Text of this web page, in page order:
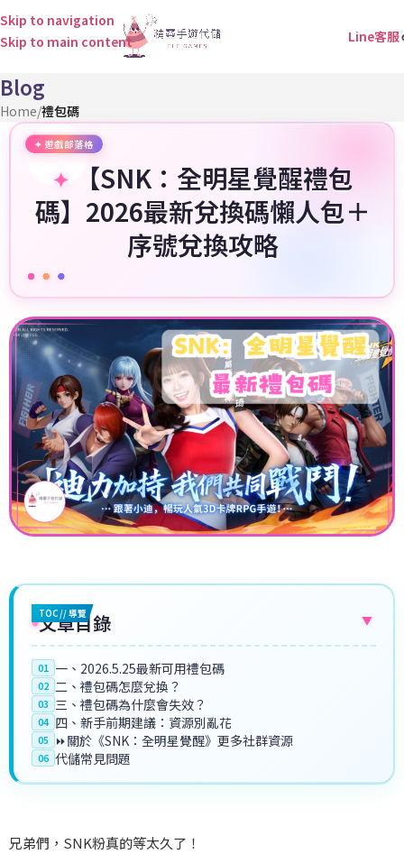
Skip to navigation
Skip to main content
Line客服
Blog
Home/禮包碼
【SNK：全明星覺醒禮包
碼】2026最新兌換碼懶人包＋
序號兌換攻略
TOC // 導覽
文章目錄 ▼
01 一、2026.5.25最新可用禮包碼
02 二、禮包碼怎麼兌換？
03 三、禮包碼為什麼會失效？
04 四、新手前期建議：資源別亂花
05 ⏩關於《SNK：全明星覺醒》更多社群資源
06 代儲常見問題
兄弟們，SNK粉真的等太久了！